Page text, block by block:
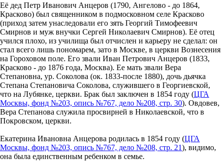
Её дед Петр Иванович Анцеров (1790, Ангелово - до 1864,
Красково) был священником в подмосковном селе Красково
(приход затем унаследовали его зять Георгий Тимофеевич
Смирнов и муж внучки Сергей Николаевич Смирнов). Её отец
учился плохо, из училища был отчислен и карьеру не сделал: он
стал всего лишь пономарем, зато в Москве, в церкви Вознесения
на Гороховом поле. Его звали Иван Петрович Анцеров (1833,
Красково - до 1876 года, Москва). Ее мать звали Вера
Степановна, ур. Соколова (ок. 1833-после 1880), дочь дьячка
Степана Степановича Соколова, служившего в Георгиевской,
что на Лубянке, церкви. Брак был заключен в 1854 году (ЦГА
Москвы, фонд №203, опись №767, дело №208, стр. 30). Овдовев,
Вера Степанова служила просвирней в Николаевской, что в
Покровском, церкви.
Екатерина Ивановна Анцерова родилась в 1854 году (ЦГА
Москвы, фонд №203, опись №767, дело №208, стр. 21), видимо,
она была единственным ребенком в семье.